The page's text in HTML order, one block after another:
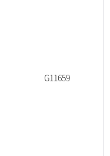
G11659